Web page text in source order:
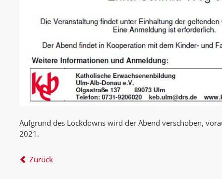
Aufgrund des Lockdowns wird der Abend verschoben,
2021.
Zurück